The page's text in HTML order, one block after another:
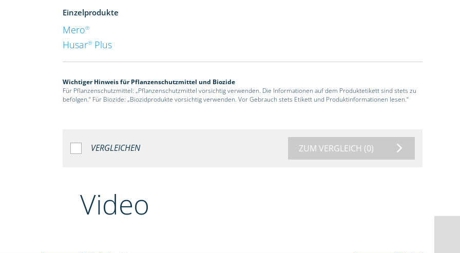
Einzelprodukte
Mero®
Husar® Plus
Wichtiger Hinweis für Pflanzenschutzmittel und Biozide
Für Pflanzenschutzmittel: „Pflanzenschutzmittel vorsichtig verwenden. Die Informationen auf dem Produktetikett sind stets zu
befolgen.“ Für Biozide: „Biozidprodukte vorsichtig verwenden. Vor Gebrauch stets Etikett und Produktinformationen lesen.“
VERGLEICHEN ZUM VERGLEICH (0)
Video